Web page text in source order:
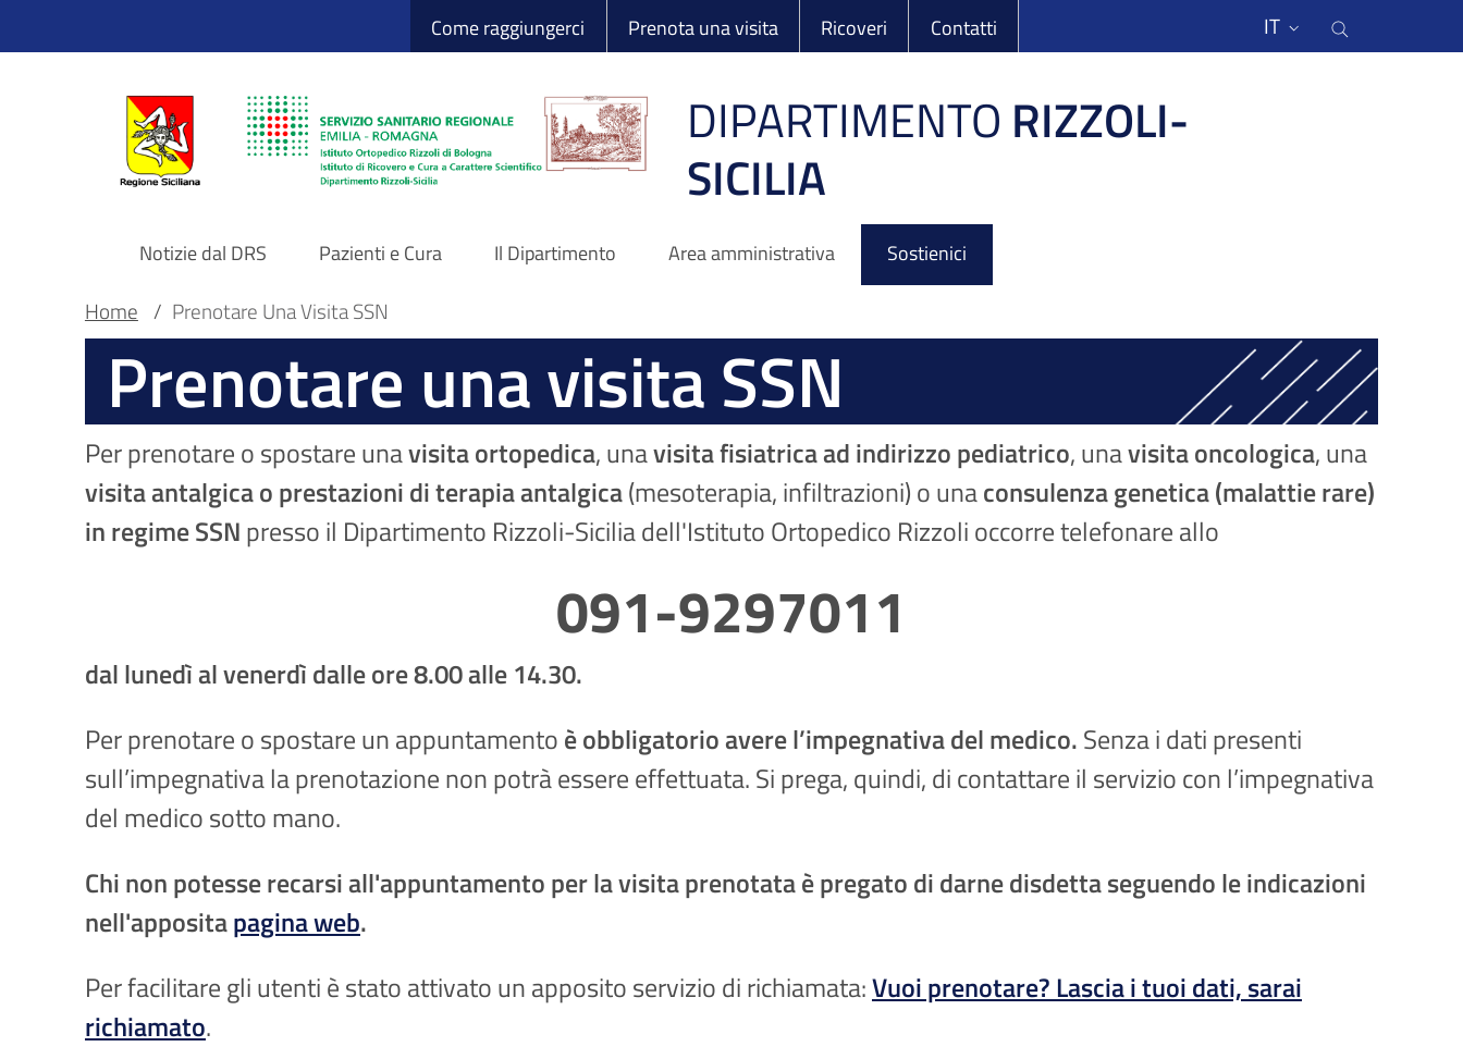
al
Sito Web Istituto Ortopedico Rizzoli
Come raggiungerci Prenota una visita Ricoveri Contatti IT
DIPARTIMENTO RIZZOLI-
SICILIA
Navigazione
principale
DRS
Notizie dal DRS Pazienti e Cura Il Dipartimento Area amministrativa Sostienici
Main container
Briciole
pane
Home / Prenotare Una Visita SSN
Prenotare una visita SSN
Per prenotare o spostare unavisita ortopedica, unavisita fisiatrica ad indirizzo pediatrico, unavisita oncologica, una
visita antalgicao prestazioni diterapia antalgica(mesoterapia, infiltrazioni) o unaconsulenza genetica (malattie rare)
in regime SSNpresso il Dipartimento Rizzoli-Sicilia dell'Istituto Ortopedico Rizzoli occorre telefonare allo
091-9297011
dal lunedì al venerdì dalle ore 8.00 alle 14.30.
Per prenotare o spostare un appuntamentoè obbligatorio avere l’impegnativa del medico.Senza i dati presenti
sull’impegnativa la prenotazione non potrà essere effettuata. Si prega, quindi, di contattare il servizio con l’impegnativa
del medico sotto mano.
Chi non potesse recarsi all'appuntamento per la visita prenotata è pregato di darne disdetta seguendo le indicazioni
nell'appositapagina web.
Per facilitare gli utenti è stato attivato un apposito servizio di richiamata:Vuoi prenotare? Lascia i tuoi dati, sarai
richiamato.